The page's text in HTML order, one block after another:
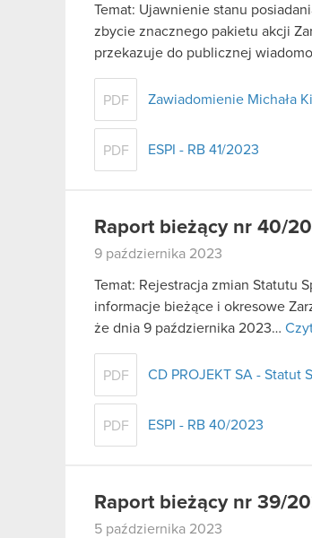
Temat: Ujawnienie stanu
zbycie znacznego pakietu akcji
przekazuje do publicznej
PDF Zawiadomienie Michała
PDF ESPI - RB 41/2023
Raport bieżący nr 40/
9 października 2023
Temat: Rejestracja zmian Statutu
informacje bieżące i okresowe
że dnia 9 października 2023…
PDF CD PROJEKT SA - Statut
PDF ESPI - RB 40/2023
Raport bieżący nr 39/
5 października 2023